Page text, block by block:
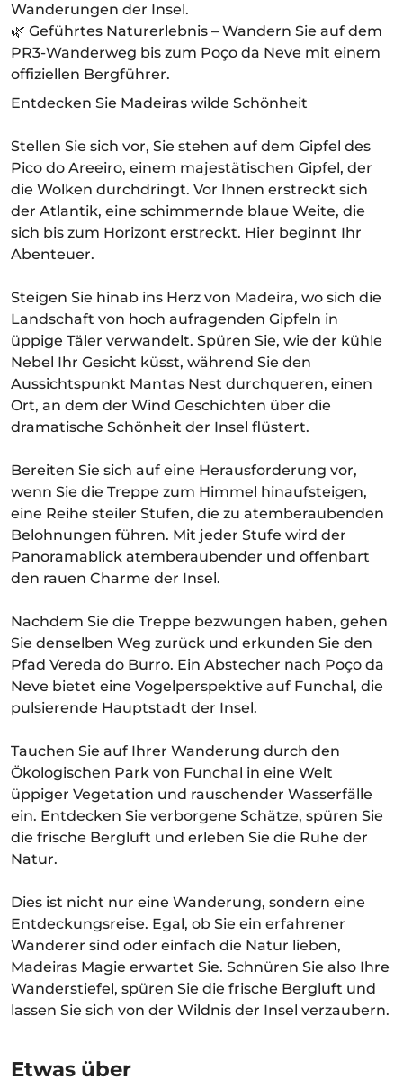
Wanderungen der Insel.
🌿 Geführtes Naturerlebnis – Wandern Sie auf dem
PR3-Wanderweg bis zum Poço da Neve mit einem
offiziellen Bergführer.
Entdecken Sie Madeiras wilde Schönheit
Stellen Sie sich vor, Sie stehen auf dem Gipfel des
Pico do Areeiro, einem majestätischen Gipfel, der
die Wolken durchdringt. Vor Ihnen erstreckt sich
der Atlantik, eine schimmernde blaue Weite, die
sich bis zum Horizont erstreckt. Hier beginnt Ihr
Abenteuer.
Steigen Sie hinab ins Herz von Madeira, wo sich die
Landschaft von hoch aufragenden Gipfeln in
üppige Täler verwandelt. Spüren Sie, wie der kühle
Nebel Ihr Gesicht küsst, während Sie den
Aussichtspunkt Mantas Nest durchqueren, einen
Ort, an dem der Wind Geschichten über die
dramatische Schönheit der Insel flüstert.
Bereiten Sie sich auf eine Herausforderung vor,
wenn Sie die Treppe zum Himmel hinaufsteigen,
eine Reihe steiler Stufen, die zu atemberaubenden
Belohnungen führen. Mit jeder Stufe wird der
Panoramablick atemberaubender und offenbart
den rauen Charme der Insel.
Nachdem Sie die Treppe bezwungen haben, gehen
Sie denselben Weg zurück und erkunden Sie den
Pfad Vereda do Burro. Ein Abstecher nach Poço da
Neve bietet eine Vogelperspektive auf Funchal, die
pulsierende Hauptstadt der Insel.
Tauchen Sie auf Ihrer Wanderung durch den
Ökologischen Park von Funchal in eine Welt
üppiger Vegetation und rauschender Wasserfälle
ein. Entdecken Sie verborgene Schätze, spüren Sie
die frische Bergluft und erleben Sie die Ruhe der
Natur.
Dies ist nicht nur eine Wanderung, sondern eine
Entdeckungsreise. Egal, ob Sie ein erfahrener
Wanderer sind oder einfach die Natur lieben,
Madeiras Magie erwartet Sie. Schnüren Sie also Ihre
Wanderstiefel, spüren Sie die frische Bergluft und
lassen Sie sich von der Wildnis der Insel verzaubern.
Etwas über